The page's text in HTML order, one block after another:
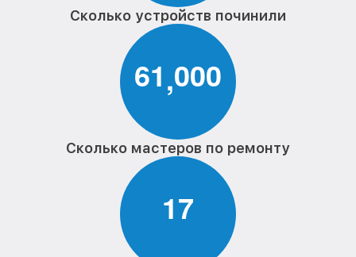
Сколько устройств починили
61,000
Сколько мастеров по ремонту
17